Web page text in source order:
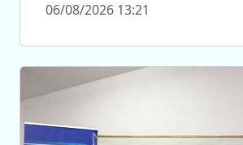
06/08/2026 13:21